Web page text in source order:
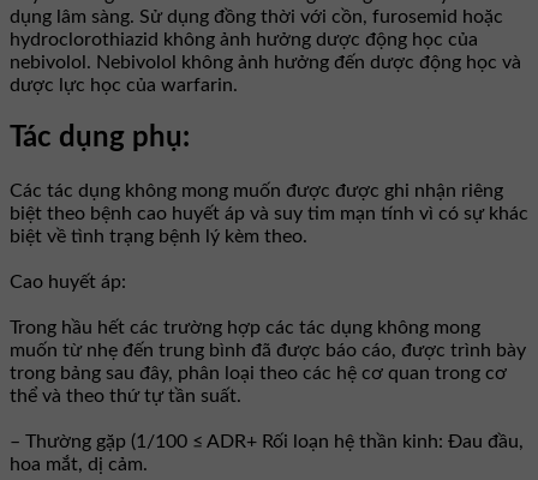
dụng lâm sàng. Sử dụng đồng thời với cồn, furosemid hoặc
hydroclorothiazid không ảnh hưởng dược động học của
nebivolol. Nebivolol không ảnh hưởng đến dược động học và
dược lực học của warfarin.
Tác dụng phụ:
Các tác dụng không mong muốn được được ghi nhận riêng
biệt theo bệnh cao huyết áp và suy tim mạn tính vì có sự khác
biệt về tình trạng bệnh lý kèm theo.
Cao huyết áp:
Trong hầu hết các trường hợp các tác dụng không mong
muốn từ nhẹ đến trung bình đã được báo cáo, được trình bày
trong bảng sau đây, phân loại theo các hệ cơ quan trong cơ
thể và theo thứ tự tần suất.
– Thường gặp (1/100 ≤ ADR+ Rối loạn hệ thần kinh: Đau đầu,
hoa mắt, dị cảm.